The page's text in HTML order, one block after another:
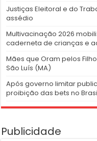
Justiças Eleitoral e do
assédio
Multivacinação 2026
caderneta de crianças e
Mães que Oram pelos
São Luís (MA)
Após governo limitar
proibição das bets no
Publicidade